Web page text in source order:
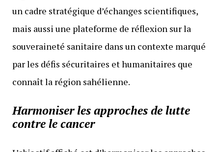
un cadre stratégique d’échanges scientifiques,
mais aussi une plateforme de réflexion sur la
souveraineté sanitaire dans un contexte marqué
par les défis sécuritaires et humanitaires que
connaît la région sahélienne.
Harmoniser les approches de lutte
contre le cancer